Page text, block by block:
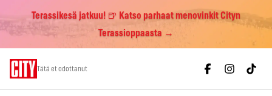
Terassikesä jatkuu! 🍺 Katso parhaat menovinkit Cityn
Terassioppaasta →
Tätä et odottanut